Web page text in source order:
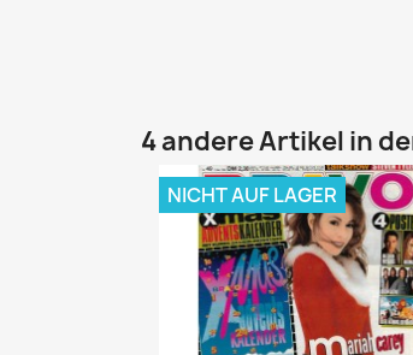
4 andere Artikel in
NICHT AUF LAGER